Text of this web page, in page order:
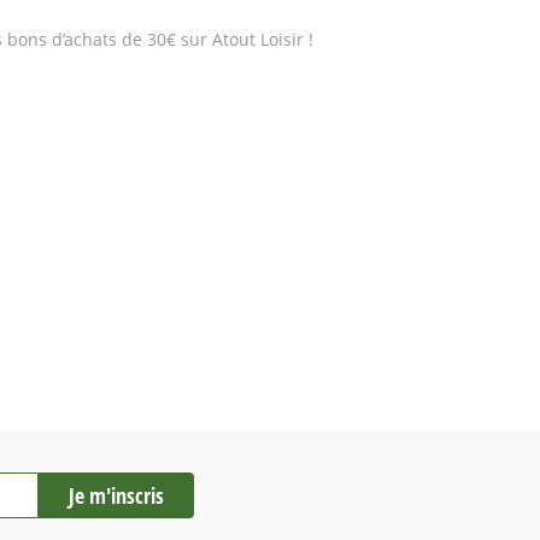
d’achats de 30€ sur Atout Loisir !